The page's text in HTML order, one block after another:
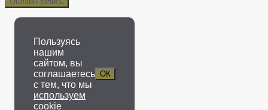
Пользуясь
нашим
сайтом, вы
соглашаетесь
с тем, что мы
используем
cookie
ОК